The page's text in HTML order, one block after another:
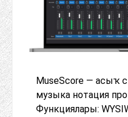
MuseScore — асыҡ
музыка нотация
Функциялары: